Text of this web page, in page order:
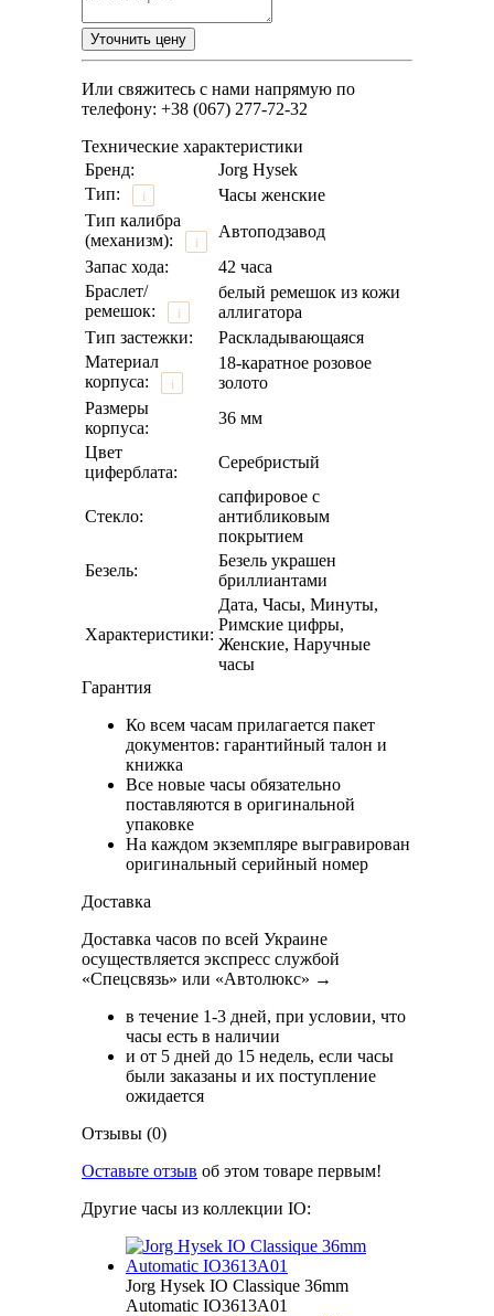
Или свяжитесь с нами напрямую по
телефону: +38 (067) 277-72-32
Технические характеристики
Бренд:
Jorg Hysek
Тип:
i
Часы женские
Тип калибра
(механизм):
i
Автоподзавод
Запас хода:
42 часа
Браслет/
ремешок:
i
белый ремешок из кожи
аллигатора
Тип застежки:
Раскладывающаяся
Материал
корпуса:
i
18-каратное розовое
золото
Размеры
корпуса:
36 мм
Цвет
циферблата:
Серебристый
Стекло:
сапфировое с
антибликовым
покрытием
Безель:
Безель украшен
бриллиантами
Характеристики:
Дата, Часы, Минуты,
Римские цифры,
Женские, Наручные
часы
Гарантия
Ко всем часам прилагается пакет
документов: гарантийный талон и
книжка
Все новые часы обязательно
поставляются в оригинальной
упаковке
На каждом экземпляре выгравирован
оригинальный серийный номер
Доставка
Доставка часов по всей Украине
осуществляется экспресс службой
«Спецсвязь» или «Автолюкс» →
в течение 1-3 дней, при условии, что
часы есть в наличии
и от 5 дней до 15 недель, если часы
были заказаны и их поступление
ожидается
Отзывы (0)
Оставьте отзыв об этом товаре первым!
Другие часы из коллекции IO:
Jorg Hysek IO Classique 36mm
Automatic IO3613A01